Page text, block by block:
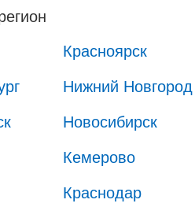
Красноярск
Нижний Новгород
Новосибирск
Кемерово
Краснодар